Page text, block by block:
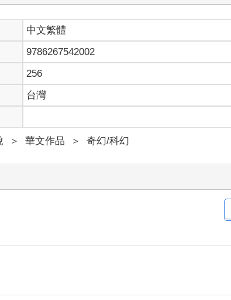
西？什麼叫『不放路加出去就不改公文』，路加又不是
，後方跟著無奈的其他人，除了審判騎士和魔獄騎士，
十二聖騎士再也無所顧慮，大庭廣眾之下還能勉強裝裝，
酒窖呢！
沒好氣地說：「大地，就算快退休了，還是要注意形象吧。
：「說到形象，我應該有五年還六年或七年沒看過你拋媚眼
道：「饒了我吧，再拋就要鬧家庭革命了。」
幸災樂禍地說：「誰讓你找個能跟你對打的老婆，你知不
婆的傢伙！」
抗議：「誰處處留情了，你不要誣陷我！我老婆就是我的
，憤恨地吼：「打打打！打死你兩個秀恩愛的狗男女最好
看你倒是和老婆打得挺高興。」
希歐兄弟，你又何必跟年過四十卻尚未娶妻的單身漢計較
的笑容立刻消失無蹤，平時笑臉迎人的傢伙一沒了笑容，
，反而故意笑得一臉忠厚誠懇，結巴道：「怎、怎麼啦？難
這些年來發生這麼多事，他早已練就處變不驚的心境，
長滿逆鱗啊！
還有理了？」
里西亞的氣已經消去大半，偏偏喬葛這傢伙還繼續挑釁，
中文繁體
9786267542002
256
台灣
＞ 華文作品 ＞ 奇幻/科幻